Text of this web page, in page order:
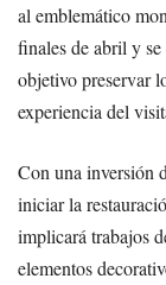
al emblemático
finales de abril y se
objetivo preservar
experiencia del
Con una inversión
iniciar la
implicará trabajos
elementos